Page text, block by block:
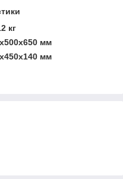
кг
мм
мм